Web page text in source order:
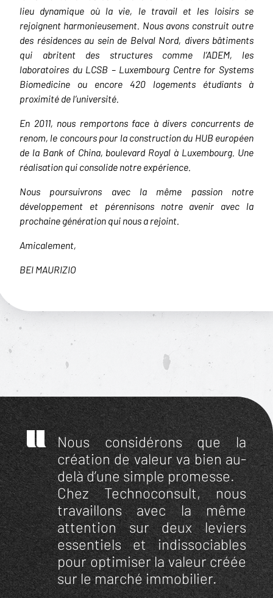
lieu dynamique où la vie, le travail et les loisirs se
rejoignent harmonieusement. Nous avons construit outre
des résidences au sein de Belval Nord, divers bâtiments
qui abritent des structures comme l’ADEM, les
laboratoires du LCSB – Luxembourg Centre for Systems
Biomedicine ou encore 420 logements étudiants à
proximité de l’université.
En 2011, nous remportons face à divers concurrents de
renom, le concours pour la construction du HUB européen
de la Bank of China, boulevard Royal à Luxembourg. Une
réalisation qui consolide notre expérience.
Nous poursuivrons avec la même passion notre
développement et pérennisons notre avenir avec la
prochaine génération qui nous a rejoint.
Amicalement,
BEI MAURIZIO
Nous considérons que la
création de valeur va bien au-
delà d’une simple promesse.
Chez Technoconsult, nous
travaillons avec la même
attention sur deux leviers
essentiels et indissociables
pour optimiser la valeur créée
sur le marché immobilier.